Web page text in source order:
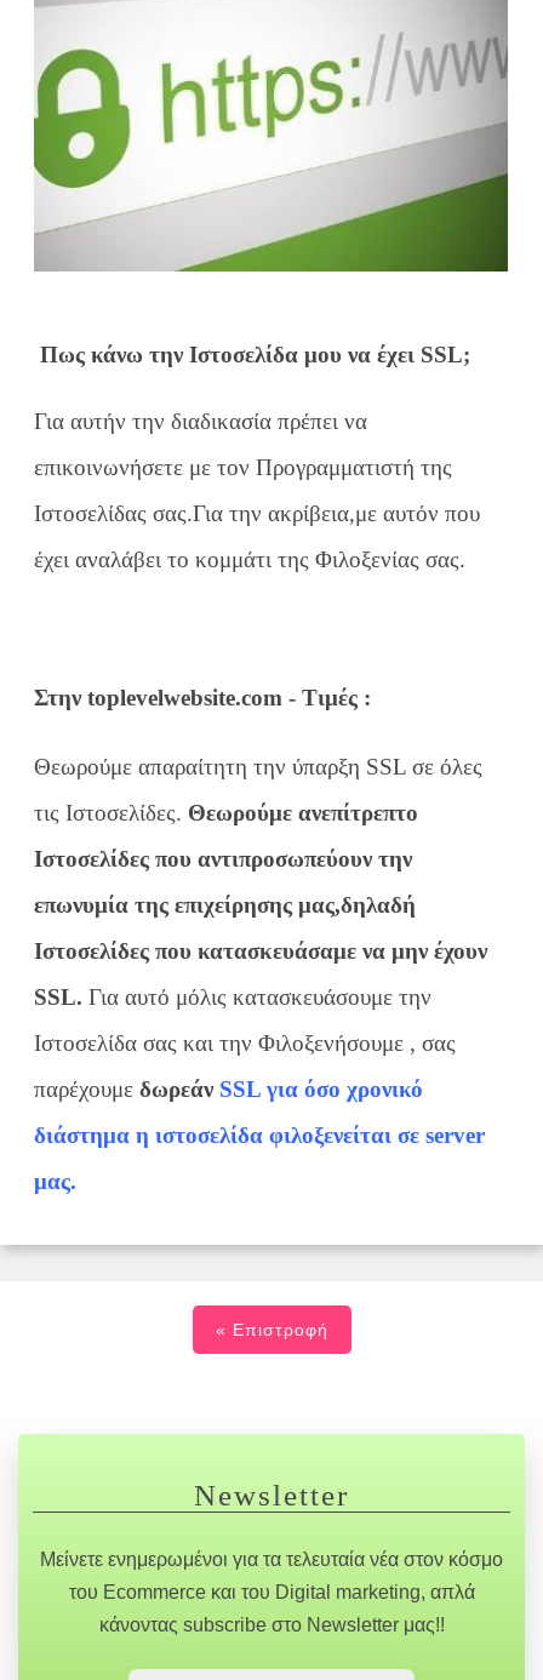
Πως κάνω την Ιστοσελίδα μου να έχει SSL;
Για αυτήν την διαδικασία πρέπει να
επικοινωνήσετε με τον Προγραμματιστή της
Ιστοσελίδας σας.Για την ακρίβεια,με αυτόν που
έχει αναλάβει το κομμάτι της Φιλοξενίας σας.
Στην toplevelwebsite.com - Τιμές :
Θεωρούμε απαραίτητη την ύπαρξη SSL σε όλες
τις Ιστοσελίδες. Θεωρούμε ανεπίτρεπτο
Ιστοσελίδες που αντιπροσωπεύουν την
επωνυμία της επιχείρησης μας,δηλαδή
Ιστοσελίδες που κατασκευάσαμε να μην έχουν
SSL. Για αυτό μόλις κατασκευάσουμε την
Ιστοσελίδα σας και την Φιλοξενήσουμε , σας
παρέχουμε δωρεάν SSL για όσο χρονικό
διάστημα η ιστοσελίδα φιλοξενείται σε server
μας.
« Επιστροφή
Newsletter
Μείνετε ενημερωμένοι για τα τελευταία νέα στον κόσμο
του Ecommerce και του Digital marketing, απλά
κάνοντας subscribe στο Newsletter μας!!